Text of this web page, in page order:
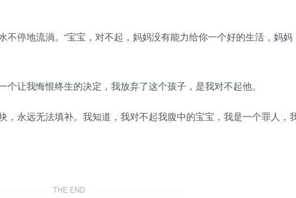
停地流淌。“宝宝，对不起，妈妈没有能力给你一个好的生活，妈妈
让我悔恨终生的决定，我放弃了这个孩子，是我对不起他。
永远无法填补。我知道，我对不起我腹中的宝宝，我是一个罪人，
THE END